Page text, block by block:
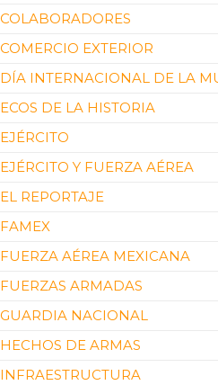
COLABORADORES
COMERCIO EXTERIOR
DÍA INTERNACIONAL DE LA
ECOS DE LA HISTORIA
EJÉRCITO
EJÉRCITO Y FUERZA AÉREA
EL REPORTAJE
FAMEX
FUERZA AÉREA MEXICANA
FUERZAS ARMADAS
GUARDIA NACIONAL
HECHOS DE ARMAS
INFRAESTRUCTURA